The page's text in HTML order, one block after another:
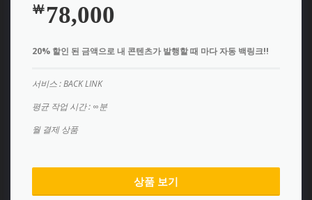
￦ 78,000
20% 할인 된 금액으로 내 콘텐츠가 발행할 때 마다 자동 백링크!!
서비스 : BACK LINK
평균 작업 시간 : ∞분
월 결제 상품
상품 보기